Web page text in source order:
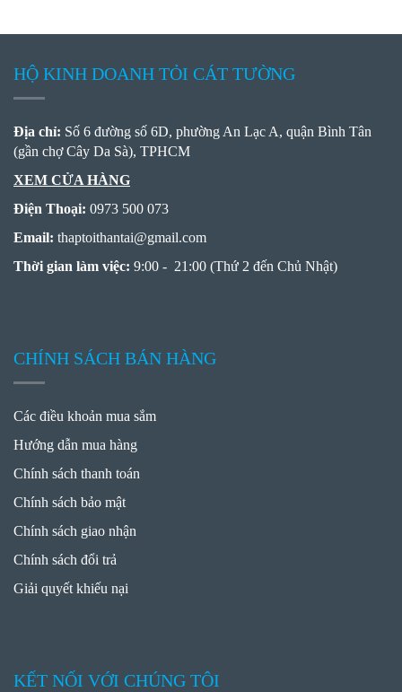
HỘ KINH DOANH TỎI CÁT TƯỜNG
Địa chỉ: Số 6 đường số 6D, phường An Lạc A, quận Bình Tân
(gần chợ Cây Da Sà), TPHCM
XEM CỬA HÀNG
Điện Thoại: 0973 500 073
Email: thaptoithantai@gmail.com
Thời gian làm việc: 9:00 - 21:00 (Thứ 2 đến Chủ Nhật)
CHÍNH SÁCH BÁN HÀNG
Các điều khoản mua sắm
Hướng dẫn mua hàng
Chính sách thanh toán
Chính sách bảo mật
Chính sách giao nhận
Chính sách đổi trả
Giải quyết khiếu nại
KẾT NỐI VỚI CHÚNG TÔI